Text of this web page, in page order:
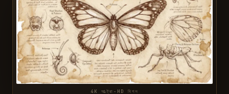
4K আল্ট্রা-HD বিশদ